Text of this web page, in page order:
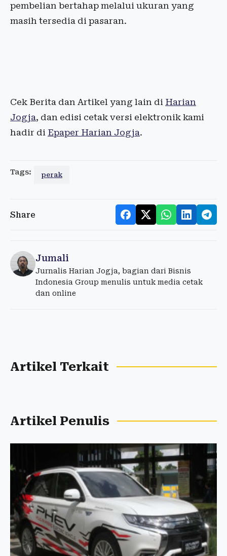
pembelian bertahap melalui ukuran yang
masih tersedia di pasaran.
Cek Berita dan Artikel yang lain di Harian
Jogja, dan edisi cetak versi elektronik kami
hadir di Epaper Harian Jogja.
Tags: perak
Share
Jumali
Jurnalis Harian Jogja, bagian dari Bisnis
Indonesia Group menulis untuk media cetak
dan online
Artikel Terkait
Artikel Penulis